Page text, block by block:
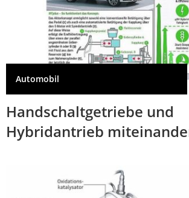
Automobil
Handschaltgetriebe und
Hybridantrieb